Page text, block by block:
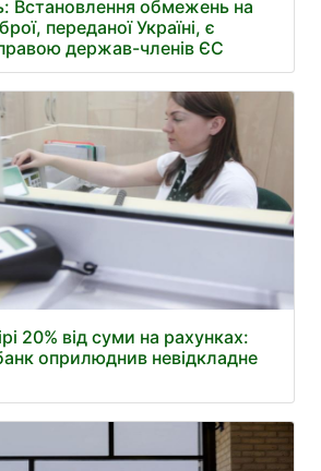
Встановлення обмежень на
переданої Україні, є
держав-членів ЄС
20% від суми на рахунках:
оприлюднив невідкладне